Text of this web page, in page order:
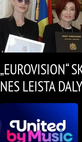
„EUROVISION“
NES LEISTA